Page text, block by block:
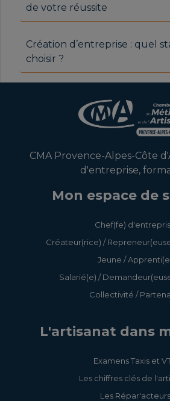
de votre réussite
Création d’entreprise : quel
choisir ?
CMA Provence-Alpes-Côte
d'entreprise,
Mon espace de
Chef(fe)
Créateur(rice) /
Jeune /
Salarié(e) /
Collectivité /
L'artisanat dans
Examens Taxis et
Les chiffres clés de
Les Répar'acteurs